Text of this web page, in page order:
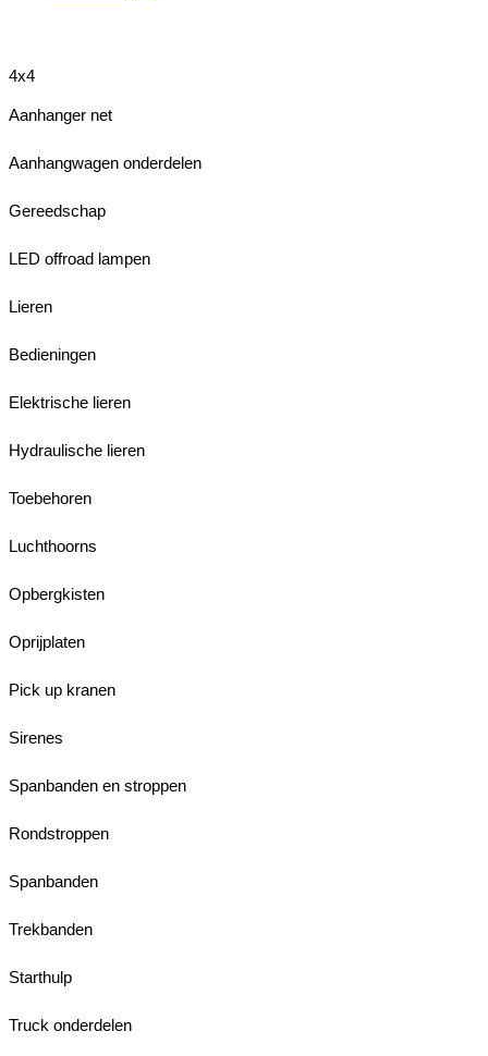
4x4
Aanhanger net
Aanhangwagen onderdelen
Gereedschap
LED offroad lampen
Lieren
Bedieningen
Elektrische lieren
Hydraulische lieren
Toebehoren
Luchthoorns
Opbergkisten
Oprijplaten
Pick up kranen
Sirenes
Spanbanden en stroppen
Rondstroppen
Spanbanden
Trekbanden
Starthulp
Truck onderdelen